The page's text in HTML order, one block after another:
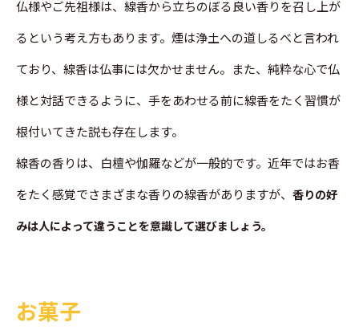
仏様やご先祖様は、線香から立ちのぼる良い香りを召し上が
るという考え方もあります。煙は浄土への道しるべと言われ
ており、線香は仏事には欠かせません。また、純粋な心で仏
様と対話できるように、手をあわせる前に線香をたく習慣が
根付いてきた説も存在します。
線香の香りは、白檀や伽羅などが一般的です。近年ではお香
をたく感覚でさまざまな香りの線香がありますが、 香りの好
みは人によって違うことを意識して選びましょう。
お菓子